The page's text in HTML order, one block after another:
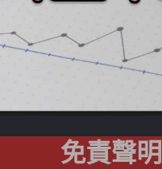
免責聲明